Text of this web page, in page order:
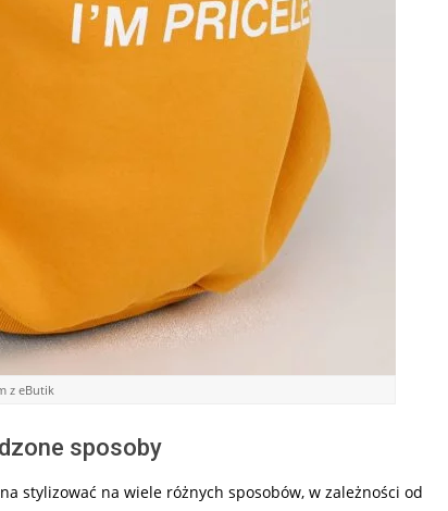
z eButik
sposoby
stylizować na wiele różnych sposobów, w zależności od